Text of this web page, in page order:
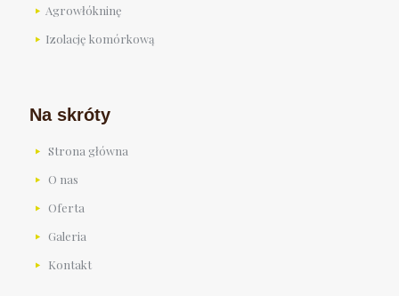
Agrowłókninę
Izolację komórkową
Na skróty
Strona główna
O nas
Oferta
Galeria
Kontakt